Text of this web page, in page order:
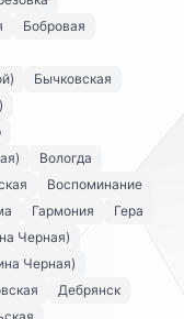
Бобровая
Бычковская
Вологда
Воспоминание
Гармония
Гера
Черная)
Черная)
Дебрянск